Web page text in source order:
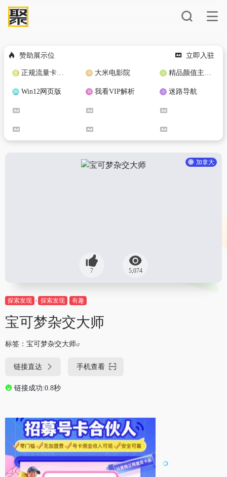
赞助展示位 立即入驻
正规流量卡免费加盟合作 大米电影院 精品颜值主播定制
Win12网页版 我看VIP解析 迷路导航
加拿大
7 5,074
探索发现 探索发现 有趣
宝可梦杂交大师
标签： 宝可梦杂交大师
链接直达 手机查看
链接成功:0.8秒